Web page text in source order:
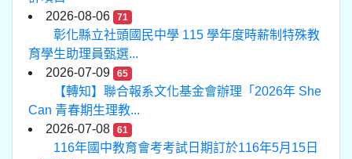
2026-08-06
71
彰化縣立社頭國民中學 115 學年度時薪制特殊教
育學生助理員甄選...
2026-07-09
65
【轉知】聯合報系文化基金會辦理「2026年 She
Can 青春期生理教...
2026-07-08
61
116年國中教育會考考試日期訂於116年5月15日